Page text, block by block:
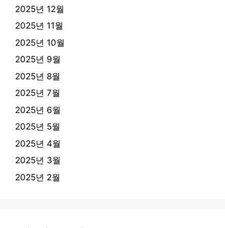
2025년 12월
2025년 11월
2025년 10월
2025년 9월
2025년 8월
2025년 7월
2025년 6월
2025년 5월
2025년 4월
2025년 3월
2025년 2월